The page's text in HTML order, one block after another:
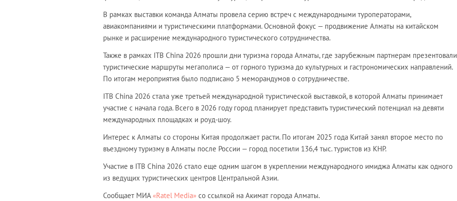
В рамках выставки команда Алматы провела серию встреч с международными туроператорами,
авиакомпаниями и туристическими платформами. Основной фокус — продвижение Алматы на китайском
рынке и расширение международного туристического сотрудничества.
Также в рамках ITB China 2026 прошли дни туризма города Алматы, где зарубежным партнерам презентовали
туристические маршруты мегаполиса — от горного туризма до культурных и гастрономических направлений.
По итогам мероприятия было подписано 5 меморандумов о сотрудничестве.
ITB China 2026 стала уже третьей международной туристической выставкой, в которой Алматы принимает
участие с начала года. Всего в 2026 году город планирует представить туристический потенциал на девяти
международных площадках и роуд-шоу.
Интерес к Алматы со стороны Китая продолжает расти. По итогам 2025 года Китай занял второе место по
въездному туризму в Алматы после России — город посетили 136,4 тыс. туристов из КНР.
Участие в ITB China 2026 стало еще одним шагом в укреплении международного имиджа Алматы как одного
из ведущих туристических центров Центральной Азии.
Сообщает МИА«Ratel Media» со ссылкой на Акимат города Алматы.